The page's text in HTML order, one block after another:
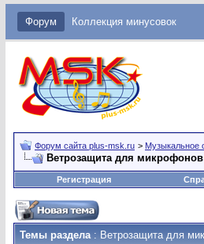
Форум Коллекция минусовок
Форум сайта plus-msk.ru > Музыкальное
Ветрозащита для микрофонов
Регистрация
Темы раздела: Ветрозащита для